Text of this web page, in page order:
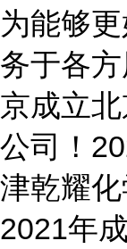
为能够
务于各
京成立
公司！
津乾耀化
2021年